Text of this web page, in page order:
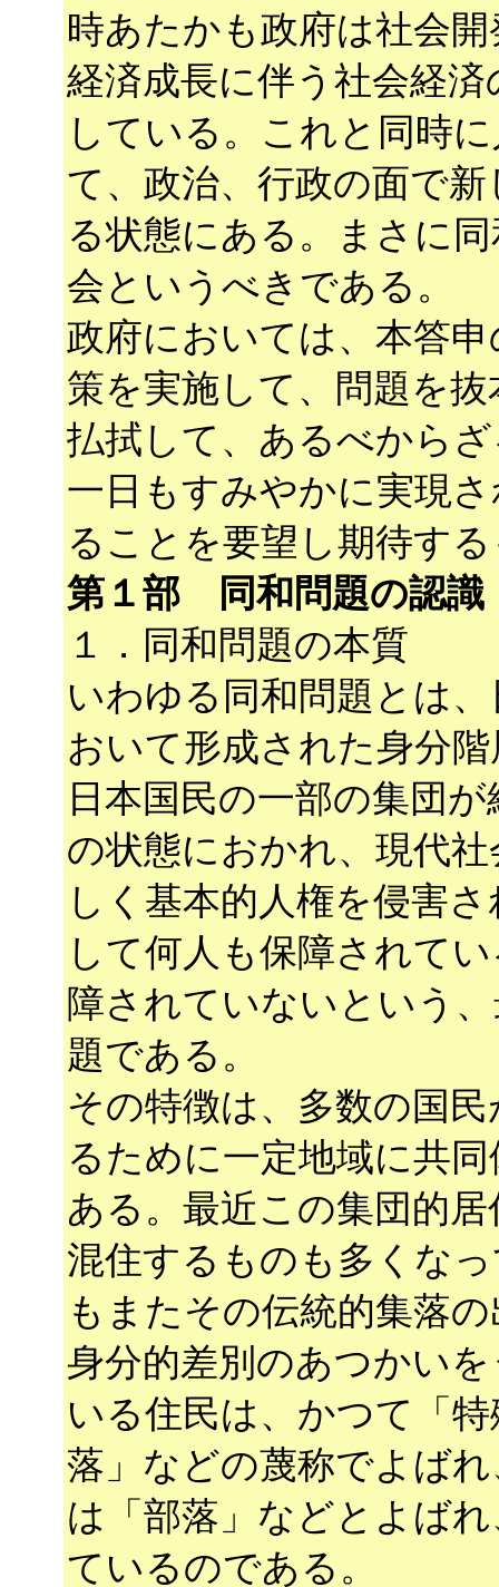
時あたかも政府は社会
経済成長に伴う社会経
している。これと同時
て、政治、行政の面で
る状態にある。まさに
会というべきである。
政府においては、本答
策を実施して、問題を
払拭して、あるべから
一日もすみやかに実現
ることを要望し期待す
第１部 同和問題の認識
１．同和問題の本質
いわゆる同和問題とは
おいて形成された身分
日本国民の一部の集団
の状態におかれ、現代
しく基本的人権を侵害
して何人も保障されて
障されていないという
題である。
その特徴は、多数の国
るために一定地域に共
ある。最近この集団的
混住するものも多くな
もまたその伝統的集落
身分的差別のあつかい
いる住民は、かつて「
落」などの蔑称でよば
は「部落」などとよば
ているのである。